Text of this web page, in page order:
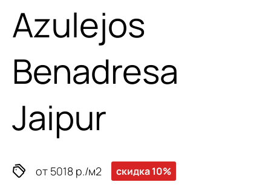
Azulejos
Benadresa
Jaipur
от 5018 р./м2
скидка 10%